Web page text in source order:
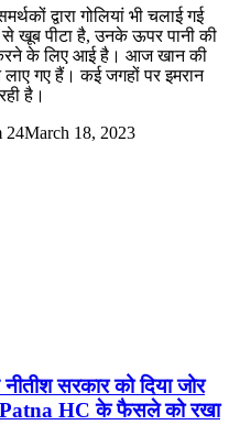
द्वारा गोलियां भी चलाई गई
खूब पीटा है, उनके ऊपर पानी की
करने के लिए आई है। आज खान की
लाए गए हैं। कई जगहों पर इमरान
है।
24March 18, 2023
सरकार को दिया जोर
Patna HC के फैसले को रखा